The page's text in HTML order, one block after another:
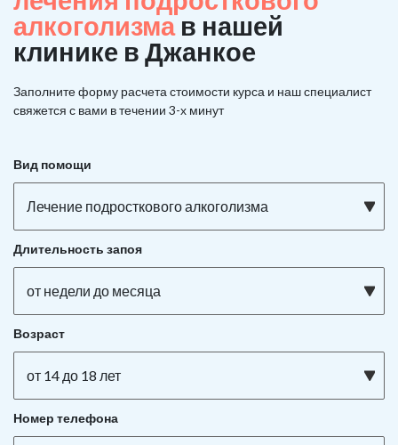
алкоголизмав нашей
клинике в Джанкое
Заполните форму расчета стоимости курса и наш специалист
свяжется с вами в течении 3-х минут
Вид помощи
Лечение подросткового алкоголизма
Длительность запоя
от недели до месяца
Возраст
от 14 до 18 лет
Номер телефона